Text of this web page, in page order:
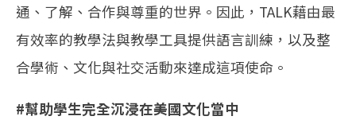
通、了解、合作與尊重的世界。因此，TALK藉由最
有效率的教學法與教學工具提供語言訓練，以及整
合學術、文化與社交活動來達成這項使命。
#幫助學生完全沉浸在美國文化當中